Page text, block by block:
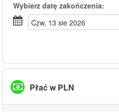
Wybierz datę zakończenia:
czw, 13 sie 2026
Płać w PLN